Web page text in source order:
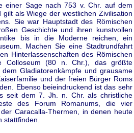
einer Sage nach 753 v. Chr. auf dem
als Wiege der westlichen Zivilisation
Sie war Hauptstadt des Römischen
Geschichte und ihren kunstvollen
bis in die Moderne reichen, ein
Machen Sie eine Stadtrundfahrt
Hinterlassenschaften des Römischen
Colloseum (80 n. Chr.), das größte
Gladiatorenkämpfe und grausame
und der freien Bürger Roms
Ebenso beieindruckend ist das sehr
seit dem 7. Jh. n. Chr. als christliche
des Forum Romanums, die vier
Caracalla-Thermen, in denen heute
stattfinden.